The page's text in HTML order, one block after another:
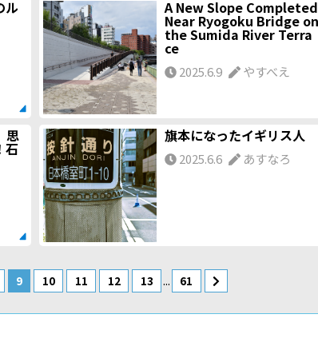
ル A New Slope Completed
Near Ryogoku Bridge on
the Sumida River Terra
ce
2025.6.9 やすべえ
思
石
旗本になったイギリス人
2025.6.6 あすなろ
9 10 11 12 13 ... 61